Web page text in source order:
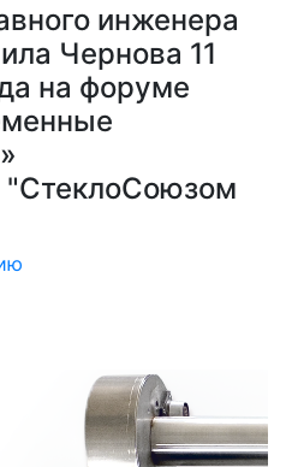
инженера
Чернова 11
на форуме
"СтеклоСоюзом